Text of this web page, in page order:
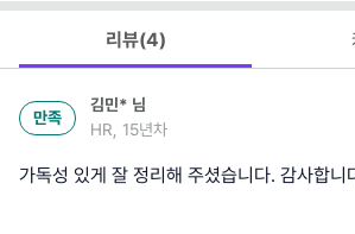
리뷰(4)
만족
김민* 님
HR, 15년차
가독성 있게 잘 정리해 주셨습니다. 감사합니